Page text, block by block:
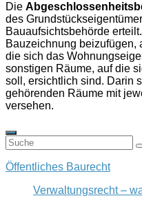
Die
des
Bauaufsichtsbehörde
Bauzeichnung beizufügen,
die sich das
sonstigen Räume, auf die
soll, ersichtlich sind. Darin
gehörenden Räume mit
versehen.
Öffentliches Baurecht
Verwaltungsrecht –